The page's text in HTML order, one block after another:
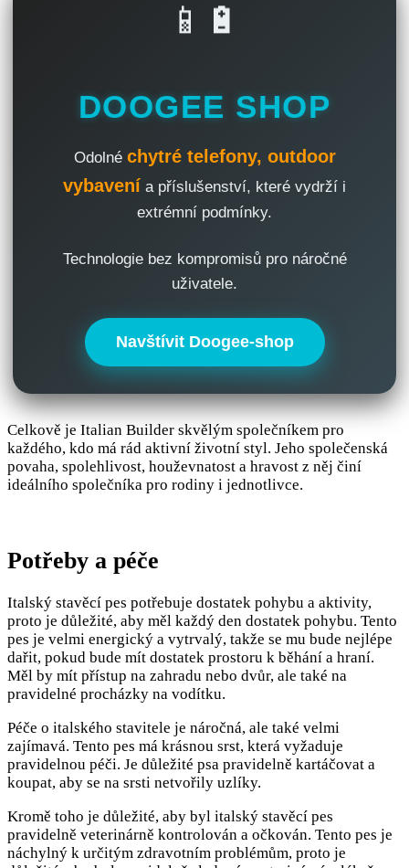
📱🔋
DOOGEE SHOP
Odolné chytré telefony, outdoor
vybavení a příslušenství, které vydrží i
extrémní podmínky.
Technologie bez kompromisů pro náročné
uživatele.
Navštívit Doogee-shop
Celkově je Italian Builder skvělým společníkem pro
každého, kdo má rád aktivní životní styl. Jeho společenská
povaha, spolehlivost, houževnatost a hravost z něj činí
ideálního společníka pro rodiny i jednotlivce.
Potřeby a péče
Italský stavěcí pes potřebuje dostatek pohybu a aktivity,
proto je důležité, aby měl každý den dostatek pohybu. Tento
pes je velmi energický a vytrvalý, takže se mu bude nejlépe
dařit, pokud bude mít dostatek prostoru k běhání a hraní.
Měl by mít přístup na zahradu nebo dvůr, ale také na
pravidelné procházky na vodítku.
Péče o italského stavitele je náročná, ale také velmi
zajímavá. Tento pes má krásnou srst, která vyžaduje
pravidelnou péči. Je důležité psa pravidelně kartáčovat a
koupat, aby se na srsti netvořily uzlíky.
Kromě toho je důležité, aby byl italský stavěcí pes
pravidelně veterinárně kontrolován a očkován. Tento pes je
náchylný k určitým zdravotním problémům, proto je